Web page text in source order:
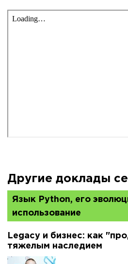
Другие доклады
Язык Python, его
использование
Legacy и бизнес: как
тяжелым наследием